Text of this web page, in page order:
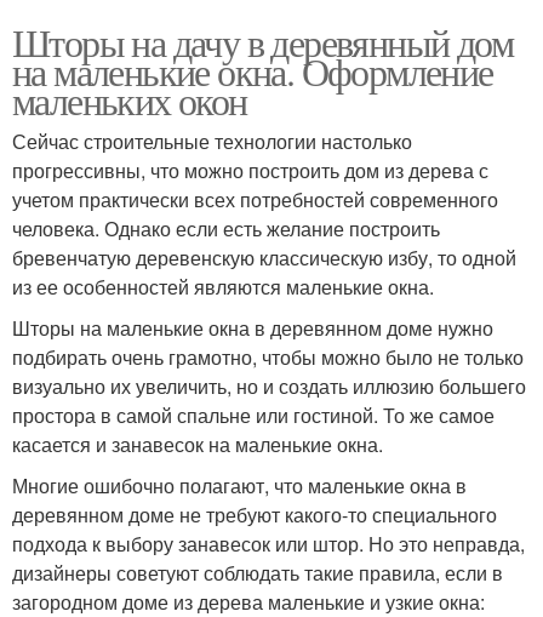
Шторы на дачу в деревянный дом
на маленькие окна. Оформление
маленьких окон
Сейчас строительные технологии настолько
прогрессивны, что можно построить дом из дерева с
учетом практически всех потребностей современного
человека. Однако если есть желание построить
бревенчатую деревенскую классическую избу, то одной
из ее особенностей являются маленькие окна.
Шторы на маленькие окна в деревянном доме нужно
подбирать очень грамотно, чтобы можно было не только
визуально их увеличить, но и создать иллюзию большего
простора в самой спальне или гостиной. То же самое
касается и занавесок на маленькие окна.
Многие ошибочно полагают, что маленькие окна в
деревянном доме не требуют какого-то специального
подхода к выбору занавесок или штор. Но это неправда,
дизайнеры советуют соблюдать такие правила, если в
загородном доме из дерева маленькие и узкие окна: